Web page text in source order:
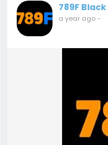
789F Black
a year ago-